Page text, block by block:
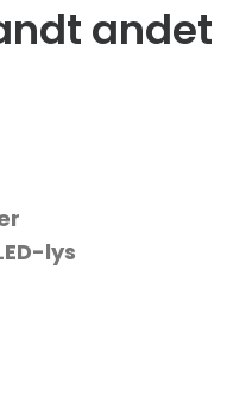
andet
lys